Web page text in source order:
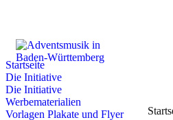
Startseite
Die Initiative
Die Initiative
Werbematerialien
Vorlagen Plakate und Flyer